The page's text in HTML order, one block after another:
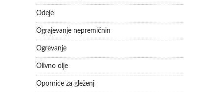
Odeje
Ograjevanje nepremičnin
Ogrevanje
Olivno olje
Opornice za gleženj